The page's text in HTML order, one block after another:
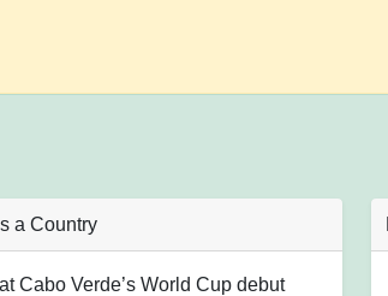
a Country
Cabo Verde’s World Cup debut